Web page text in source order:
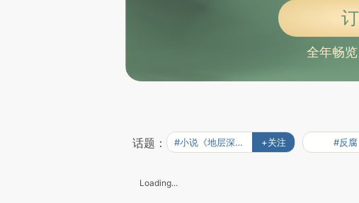
全年畅
话题： #小说《地层深处》 +关注 #反腐
Loading...